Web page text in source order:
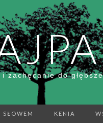
i zachęcanie do
SŁOWEM KENIA